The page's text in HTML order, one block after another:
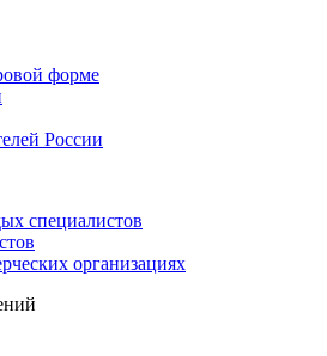
форме
России
специалистов
организациях